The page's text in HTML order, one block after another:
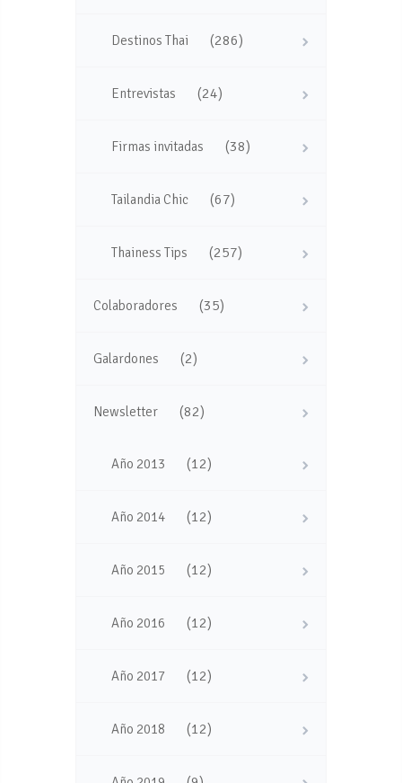
Destinos Thai (286)
Entrevistas (24)
Firmas invitadas (38)
Tailandia Chic (67)
Thainess Tips (257)
Colaboradores (35)
Galardones (2)
Newsletter (82)
Año 2013 (12)
Año 2014 (12)
Año 2015 (12)
Año 2016 (12)
Año 2017 (12)
Año 2018 (12)